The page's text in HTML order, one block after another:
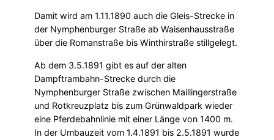
Damit wird am 1.11.1890 auch die Gleis-Strecke in
der Nymphenburger Straße ab Waisenhausstraße
über die Romanstraße bis Winthirstraße stillgelegt.
Ab dem 3.5.1891 gibt es auf der alten
Dampftrambahn-Strecke durch die
Nymphenburger Straße zwischen Maillingerstraße
und Rotkreuzplatz bis zum Grünwaldpark wieder
eine Pferdebahnlinie mit einer Länge von 1400 m.
In der Umbauzeit vom 1.4.1891 bis 2.5.1891 wurde